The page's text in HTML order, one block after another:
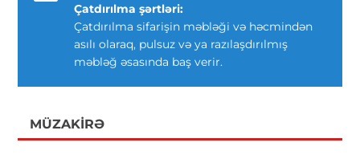
Çatdırılma şərtləri:
Çatdırılma sifarişin məbləği və həcmindən
asılı olaraq, pulsuz və ya razılaşdırılmış
məbləğ əsasında baş verir.
MÜZAKIRƏ